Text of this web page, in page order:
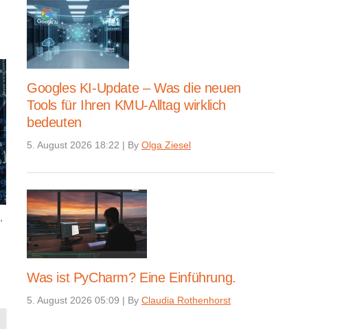
Googles KI-Update – Was die neuen
Tools für Ihren KMU-Alltag wirklich
bedeuten
5. August 2026 18:22 | By Olga Ziesel
Was ist PyCharm? Eine Einführung.
5. August 2026 05:09 | By Claudia Rothenhorst